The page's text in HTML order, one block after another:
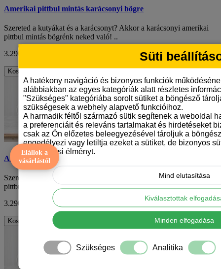
Amerikai pittbul mintás karácsonyi bögre
Szereted a kutyákat és a karácsonyt? Akkor a karácsonyi amerikai
pittbul mintás bögrénk neked való! ..
3.290 Ft
Kosárba
Amerikai pittbul mintás karácsonyi bögre
Szereted a kutyákat és a karácsonyt? Akkor a karácsonyi amerikai
pittbul mintás bögrénk neked való! ..
3.290 Ft
ÁFA nélkül: 2.591 Ft
Kosárba
Elállok a
vásárlástól
Süti
A hatékony navigáció és bizonyos funkciók
alábbiakban az egyes kategóriák alatt részletes
"Szükséges" kategóriába sorolt sütiket a böngésző
szükségesek a webhely alapvető funkcióihoz.
A harmadik féltől származó sütik segítenek a weboldal
a preferenciáit és releváns tartalmakat és hirdetéseket
csak az Ön előzetes beleegyezésével tároljuk a
engedélyezi vagy letiltja ezeket a sütiket, de bizonyos
böngészési élményt.
Mind elutasítása
Kiválasztottak
Minden elfogadása
Szükséges Analitika